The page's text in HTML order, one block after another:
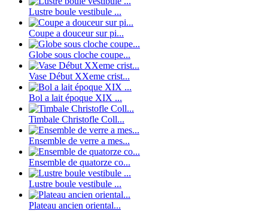
Lustre boule vestibule ...
Coupe a douceur sur pi...
Globe sous cloche coupe...
Vase Début XXeme crist...
Bol a lait époque XIX ...
Timbale Christofle Coll...
Ensemble de verre a mes...
Ensemble de quatorze co...
Lustre boule vestibule ...
Plateau ancien oriental...